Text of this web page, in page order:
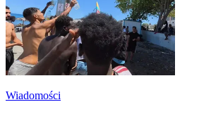
Wiadomości